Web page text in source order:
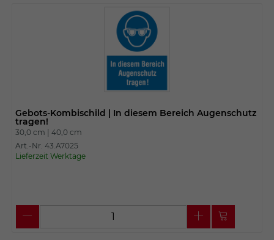
Gebots-Kombischild | In diesem Bereich Augenschutz
tragen!
30,0 cm | 40,0 cm
Art.-Nr. 43.A7025
Lieferzeit Werktage